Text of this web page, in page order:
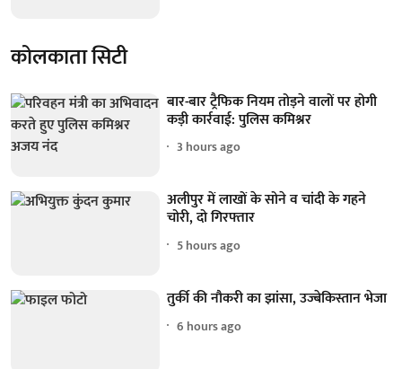
कोलकाता सिटी
बार-बार ट्रैफिक नियम तोड़ने वालों पर होगी
कड़ी कार्रवाई: पुलिस कमिश्नर
3 hours ago
अलीपुर में लाखों के सोने व चांदी के गहने
चोरी, दो गिरफ्तार
5 hours ago
तुर्की की नौकरी का झांसा, उज्बेकिस्तान भेजा
6 hours ago